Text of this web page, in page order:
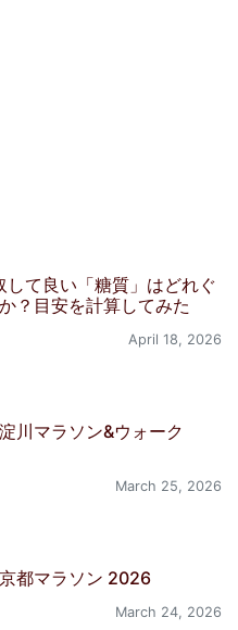
して良い「糖質」はどれぐ
？目安を計算してみた
April 18, 2026
淀川マラソン&ウォーク
March 25, 2026
京都マラソン 2026
March 24, 2026